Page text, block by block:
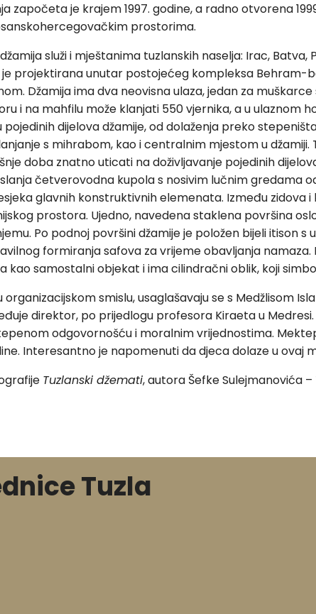
započeta je krajem 1997. godine, a radno otvorena
prostorima.
služi i mještanima tuzlanskih naselja: Irac, Batva,
je projektirana unutar postojećeg kompleksa
Džamija ima dva neovisna ulaza, jedan za
i na mahfilu može klanjati 550 vjernika, a u ulaznom
dijelova džamije, od dolaženja preko
s mihrabom, kao i centralnim mjestom u
doba znatno uticati na doživljavanje pojedinih
četverovodna kupola s nosivim lučnim gredama
glavnih konstruktivnih elemenata. Između zidova
prostora. Ujedno, navedena staklena površina
Po podnoj površini džamije je položen bijeli itison
formiranja safova za vrijeme obavljanja
samostalni objekat i ima cilindračni oblik, koji
smislu, usaglašavaju se s Medžlisom
direktor, po prijedlogu profesora Kiraeta u
odgovornošću i moralnim vrijednostima.
Interesantno je napomenuti da djeca dolaze u ovaj
Tuzlanski džemati, autora Šefke Sulejmanovića –
Tuzla